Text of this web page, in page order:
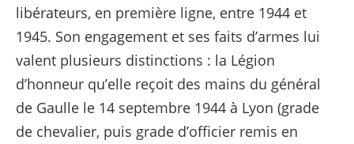
libérateurs, en première ligne, entre 1944 et
1945. Son engagement et ses faits d’armes lui
valent plusieurs distinctions : la Légion
d’honneur qu’elle reçoit des mains du général
de Gaulle le 14 septembre 1944 à Lyon (grade
de chevalier, puis grade d’officier remis en